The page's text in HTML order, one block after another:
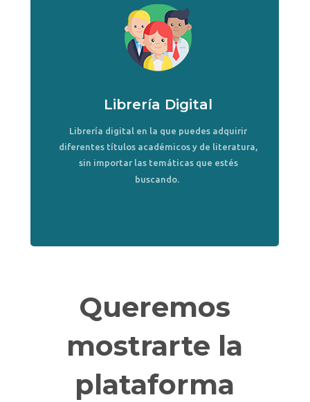
Librería Digital
Librería digital en la que puedes adquirir
diferentes títulos académicos y de literatura,
sin importar las temáticas que estés
buscando.
Queremos
mostrarte la
plataforma